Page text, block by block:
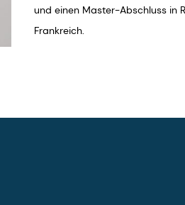
und einen Master-Abschluss in
Frankreich.